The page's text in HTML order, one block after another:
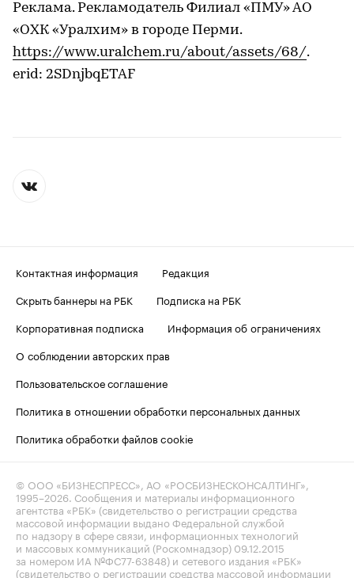
Реклама. Рекламодатель Филиал «ПМУ» АО
«ОХК «Уралхим» в городе Перми.
https://www.uralchem.ru/about/assets/68/.
erid: 2SDnjbqETAF
Контактная информация
Редакция
Скрыть баннеры на РБК
Подписка на РБК
Корпоративная подписка
Информация об ограничениях
О соблюдении авторских прав
Пользовательское соглашение
Политика в отношении обработки персональных данных
Политика обработки файлов cookie
© ООО «БИЗНЕСПРЕСС», АО «РОСБИЗНЕСКОНСАЛТИНГ»,
1995–2026. Сообщения и материалы информационного
агентства «РБК» (свидетельство о регистрации средства
массовой информации выдано Федеральной службой
по надзору в сфере связи, информационных технологий
и массовых коммуникаций (Роскомнадзор) 09.12.2015
за номером ИА №ФС77-63848) и сетевого издания «РБК»
(свидетельство о регистрации средства массовой информации